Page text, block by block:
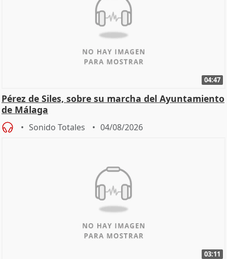
04:47
Pérez de Siles, sobre su marcha del Ayuntamiento
de Málaga
Sonido Totales 04/08/2026
03:11